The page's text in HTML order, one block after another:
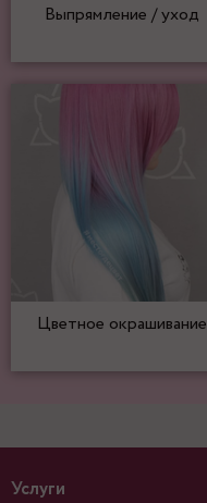
Выпрямление / уход
Цветное окрашивание
Услуги